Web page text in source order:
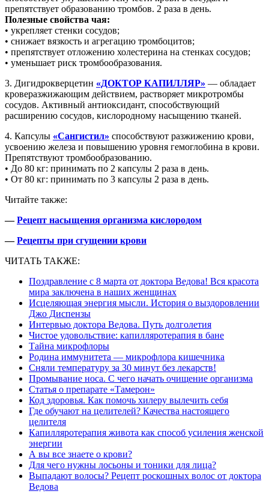
препятствует образованию тромбов. 2 раза в день.
Полезные свойства чая:
• укрепляет стенки сосудов;
• снижает вязкость и агрегацию тромбоцитов;
• препятствует отложению холестерина на стенках сосудов;
• уменьшает риск тромбообразования.
3. Дигидрокверцетин «ДОКТОР КАПИЛЛЯР» — обладает
кроверазжижающим действием, растворяет микротромбы
сосудов. Активный антиоксидант, способствующий
расширению сосудов, кислородному насыщению тканей.
4. Капсулы «Сангистил» способствуют разжижению крови,
усвоению железа и повышению уровня гемоглобина в крови.
Препятствуют тромбообразованию.
• До 80 кг: принимать по 2 капсулы 2 раза в день.
• От 80 кг: принимать по 3 капсулы 2 раза в день.
Читайте также:
—Рецепт насыщения организма кислородом
—Рецепты при сгущении крови
ЧИТАТЬ ТАКЖЕ:
Поздравление с 8 марта от доктора Ведова! Вся красота
мира заключена в наших женщинах
Исцеляющая энергия мысли. История о выздоровлении
Джо Диспензы
Интервью доктора Ведова. Путь долголетия
Чистое удовольствие: капилляротерапия в бане
Тайна микрофлоры
Родина иммунитета — микрофлора кишечника
Сняли температуру за 30 минут без лекарств!
Промывание носа. С чего начать очищение организма
Статья о препарате «Тамерон»
Код здоровья. Как помочь хилеру вылечить себя
Где обучают на целителей? Качества настоящего
целителя
Капилляротерапия живота как способ усиления женской
энергии
А вы все знаете о крови?
Для чего нужны лосьоны и тоники для лица?
Выпадают волосы? Рецепт роскошных волос от доктора
Ведова